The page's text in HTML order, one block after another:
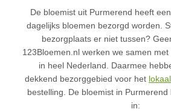
De bloemist uit Purmerend heeft
dagelijks bloemen bezorgd worden.
bezorgplaats er niet tussen?
123Bloemen.nl werken we samen
in heel Nederland. Daarmee
dekkend bezorggebied voor het
bestelling. De bloemist in
in: